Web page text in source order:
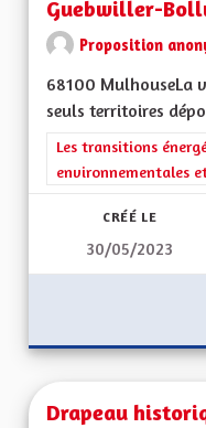
Guebwiller-
Proposition
68100 MulhouseLa
seuls territoires
Filtrer les résultats
Les transitions
environnementales
CRÉÉ LE
30/05/2023
Drapeau